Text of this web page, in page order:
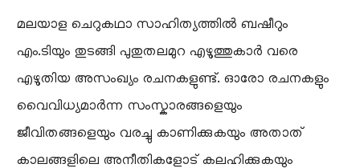
മലയാള ചെറുകഥാ സാഹിത്യത്തിൽ ബഷീറും
എം.ടിയും തുടങ്ങി പുതുതലമുറ എഴുത്തുകാർ വരെ
എഴുതിയ അസംഖ്യം രചനകളുണ്ട്. ഓരോ രചനകളും
വൈവിധ്യമാർന്ന സംസ്കാരങ്ങളെയും
ജീവിതങ്ങളെയും വരച്ചു കാണിക്കുകയും അതാത്
കാലങ്ങളിലെ അനീതികളോട് കലഹിക്കുകയും